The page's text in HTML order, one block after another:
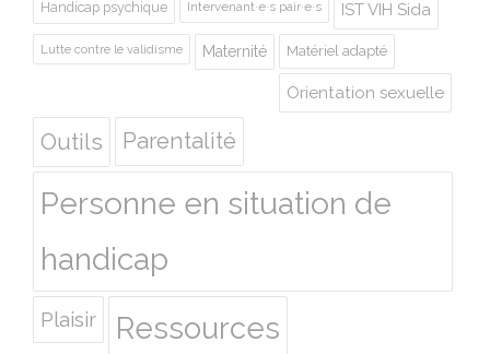
Handicap psychique Intervenant·e·s pair·e·s IST VIH Sida
Lutte contre le validisme Maternité Matériel adapté
Orientation sexuelle
Outils Parentalité
Personne en situation de
handicap
Plaisir Ressources